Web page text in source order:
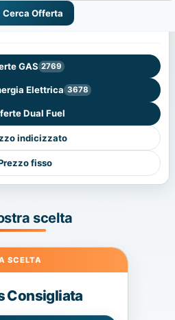
Cerca Offerta
GAS 2769
Elettrica 3678
Dual Fuel
indicizzato
fisso
scelta
Consigliata